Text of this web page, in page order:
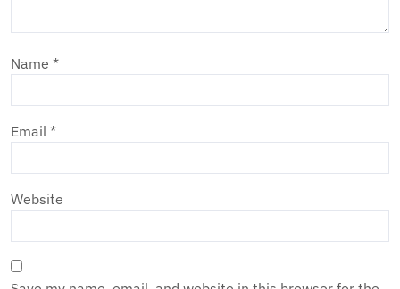
Name *
Email *
Website